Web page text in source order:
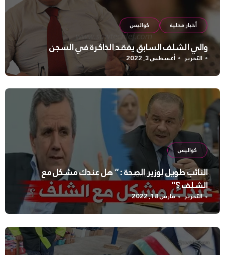
أخبار محلية كواليس
والي الشلف السابق يفقد الذاكرة في السجن
التحرير أغسطس 3, 2022
كواليس
النائب طويل لوزير الصحة : ” هل عندك مشكل مع
الشلف ؟”
التحرير مارس 18, 2022